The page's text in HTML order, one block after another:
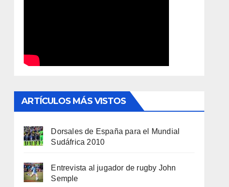
ARTÍCULOS MÁS VISTOS
Dorsales de España para el Mundial
Sudáfrica 2010
Entrevista al jugador de rugby John
Semple